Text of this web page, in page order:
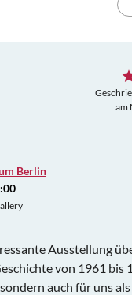
am
Berlin
Ausstellung
von 1961 bis
auch für uns